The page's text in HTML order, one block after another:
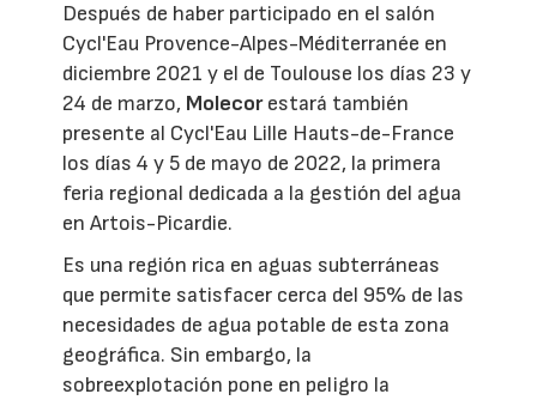
Después de haber participado en el salón
Cycl'Eau Provence-Alpes-Méditerranée en
diciembre 2021 y el de Toulouse los días 23 y
24 de marzo, Molecorestará también
presente al Cycl'Eau Lille Hauts-de-France
los días 4 y 5 de mayo de 2022, la primera
feria regional dedicada a la gestión del agua
en Artois-Picardie.
Es una región rica en aguas subterráneas
que permite satisfacer cerca del 95% de las
necesidades de agua potable de esta zona
geográfica. Sin embargo, la
sobreexplotación pone en peligro la